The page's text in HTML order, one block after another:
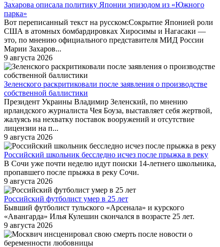
Захарова описала политику Японии эпизодом из «Южного
парка»
Вот переписанный текст на русском:Сокрытие Японией роли
США в атомных бомбардировках Хиросимы и Нагасаки —
это, по мнению официального представителя МИД России
Марии Захаров...
9 августа 2026
Зеленского раскритиковали после заявления о производстве
собственной баллистики
Президент Украины Владимир Зеленский, по мнению
ирландского журналиста Чея Боуза, выставляет себя жертвой,
жалуясь на нехватку поставок вооружений и отсутствие
лицензии на п...
9 августа 2026
Российский школьник бесследно исчез после прыжка в реку
В Сочи уже почти неделю идут поиски 14-летнего школьника,
пропавшего после прыжка в реку Сочи.
9 августа 2026
Российский футболист умер в 25 лет
Бывший футболист тульского «Арсенала» и курского
«Авангарда» Илья Кулешин скончался в возрасте 25 лет.
9 августа 2026